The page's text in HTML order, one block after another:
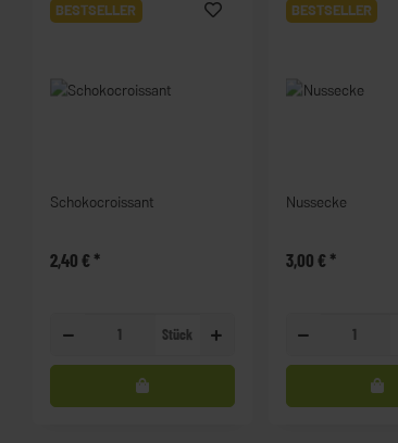
BESTSELLER
Schokocroissant
2,40 €*
Stück
BESTSELLER
Nussecke
3,00 €*